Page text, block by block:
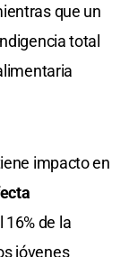
que un
total
impacto en
16% de la
jóvenes